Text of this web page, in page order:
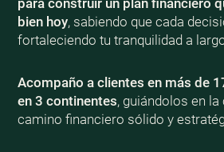
bien hoy, sabiendo que cada
fortaleciendo tu tranquilidad a
Acompaño a clientes en más de
en 3 continentes, guiándolos en
camino financiero sólido y